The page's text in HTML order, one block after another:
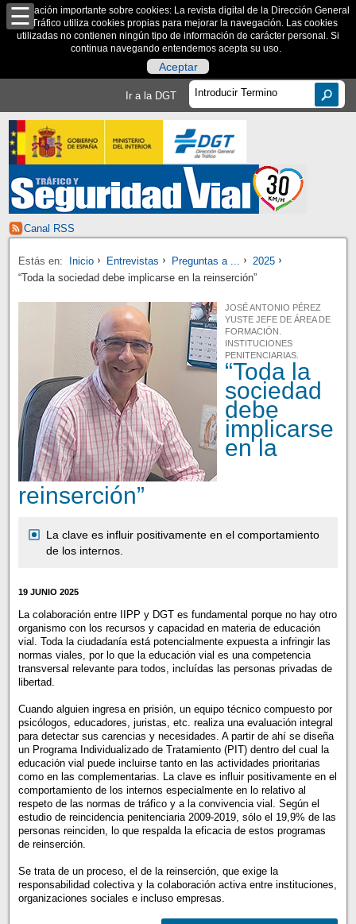
Información importante sobre cookies: La revista digital de la Dirección General
de Tráfico utiliza cookies propias para mejorar la navegación. Las cookies
utilizadas no contienen ningún tipo de información de carácter personal. Si
continua navegando entendemos acepta su uso.
Aceptar
Ir a la DGT
Canal RSS
Estás en: Inicio Entrevistas Preguntas a ...
2025
“Toda la sociedad debe implicarse en la reinserción”
JOSÉ ANTONIO PÉREZ
YUSTE JEFE DE ÁREA DE
FORMACIÓN.
INSTITUCIONES
PENITENCIARIAS.
“Toda la
sociedad
debe
implicarse
en la
reinserción”
La clave es influir positivamente en el comportamiento
de los internos.
19 JUNIO 2025
La colaboración entre IIPP y DGT es fundamental porque no hay otro
organismo con los recursos y capacidad en materia de educación
vial. Toda la ciudadanía está potencialmente expuesta a infringir las
normas viales, por lo que la educación vial es una competencia
transversal relevante para todos, incluídas las personas privadas de
libertad.
Cuando alguien ingresa en prisión, un equipo técnico compuesto por
psicólogos, educadores, juristas, etc. realiza una evaluación integral
para detectar sus carencias y necesidades. A partir de ahí se diseña
un Programa Individualizado de Tratamiento (PIT) dentro del cual la
educación vial puede incluirse tanto en las actividades prioritarias
como en las complementarias. La clave es influir positivamente en el
comportamiento de los internos especialmente en lo relativo al
respeto de las normas de tráfico y a la convivencia vial. Según el
estudio de reincidencia penitenciaria 2009-2019, sólo el 19,9% de las
personas reinciden, lo que respalda la eficacia de estos programas
de reinserción.
Se trata de un proceso, el de la reinserción, que exige la
responsabilidad colectiva y la colaboración activa entre instituciones,
organizaciones sociales e incluso empresas.